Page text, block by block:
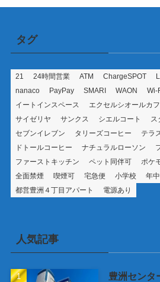
タグ
21 24時間営業 ATM ChargeSPOT
nanaco
PayPay SMARI WAON Wi-
イートインスペース
エクセルシオールカ
サイゼリヤ
サンクス シエルコート
ス
セブンイレブン
タリーズコーヒー テラ
ドトールコーヒー
ナチュラルローソン
ファーストキッチン
ペット同伴可 ポケ
全面禁煙
喫煙可 宅急便 小学校 年
都営豊洲４丁目アパート
電源あり
人気記事
豊洲センタ